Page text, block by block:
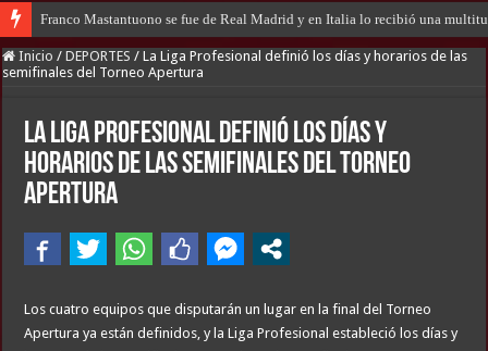
Franco Mastantuono se fue de Real Madrid y en Italia lo recibió una
Inicio / DEPORTES / La Liga Profesional definió los días y horarios de las
semifinales del Torneo Apertura
La Liga Profesional definió los días y
horarios de las semifinales del Torneo
Apertura
Los cuatro equipos que disputarán un lugar en la final del Torneo
Apertura ya están definidos, y la Liga Profesional estableció los días y